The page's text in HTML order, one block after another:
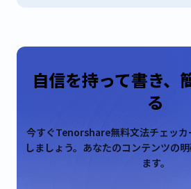
自信を持って書き、
る
今すぐTenorshare無料文法チェッカ
しましょう。あなたのコンテンツの
ます。